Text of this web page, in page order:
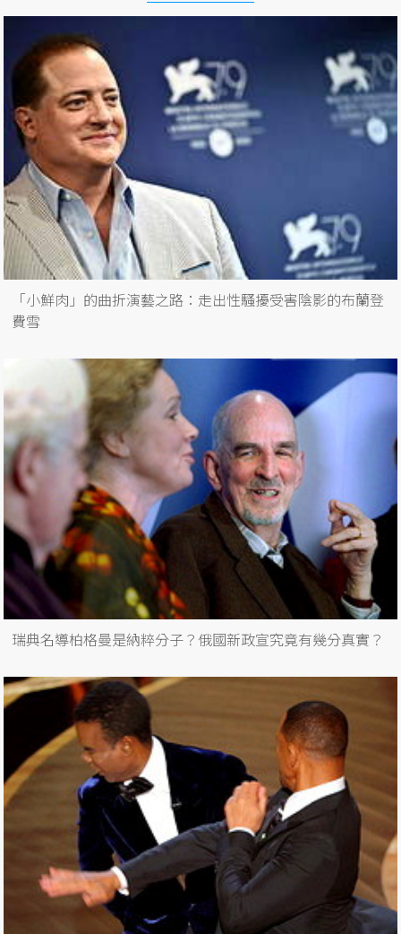
「小鮮肉」的曲折演藝之路：走出性騷擾受害陰影的布蘭登
費雪
瑞典名導柏格曼是納粹分子？俄國新政宣究竟有幾分真實？